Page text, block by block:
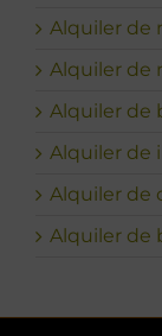
Alquiler de
Alquiler de
Alquiler de
Alquiler de
Alquiler de
Alquiler de